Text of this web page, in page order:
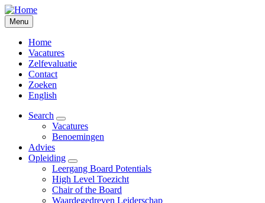
Overslaan
en
naar
inhoud
gaan
Menu
Secundair
Menu
Home
Vacatures
Zelfevaluatie
Contact
Zoeken
English
navigation
Search
Toon
submenu
voor
Vacatures
Benoemingen
Advies
Opleiding
Toon
submenu
voor
Opleiding
Leergang Board Potentials
High Level Toezicht
Chair of the Board
Waardegedreven Leiderschap